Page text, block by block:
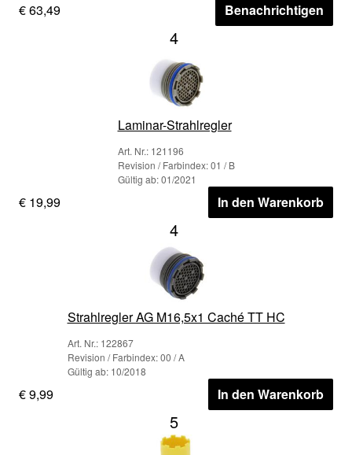
€ 63,49 Benachrichtigen
4
Laminar-Strahlregler
Art. Nr.: 121196
Revision / Farbindex: 01 / B
Gültig ab: 01/2021
€ 19,99 In den Warenkorb
4
Strahlregler AG M16,5x1 Caché TT HC
Art. Nr.: 122867
Revision / Farbindex: 00 / A
Gültig ab: 10/2018
€ 9,99 In den Warenkorb
5